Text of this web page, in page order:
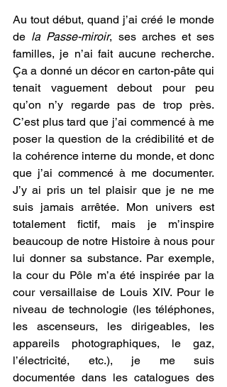
Au tout début, quand j’ai créé le monde
de la Passe-miroir, ses arches et ses
familles, je n’ai fait aucune recherche.
Ça a donné un décor en carton-pâte qui
tenait vaguement debout pour peu
qu’on n’y regarde pas de trop près.
C’est plus tard que j’ai commencé à me
poser la question de la crédibilité et de
la cohérence interne du monde, et donc
que j’ai commencé à me documenter.
J’y ai pris un tel plaisir que je ne me
suis jamais arrêtée. Mon univers est
totalement fictif, mais je m’inspire
beaucoup de notre Histoire à nous pour
lui donner sa substance. Par exemple,
la cour du Pôle m’a été inspirée par la
cour versaillaise de Louis XIV. Pour le
niveau de technologie (les téléphones,
les ascenseurs, les dirigeables, les
appareils photographiques, le gaz,
l’électricité, etc.), je me suis
documentée dans les catalogues des